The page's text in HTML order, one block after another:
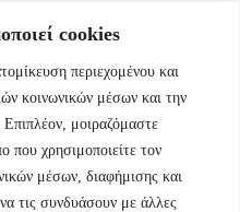
cookies
περιεχομένου και
κοινωνικών μέσων και την
μοιραζόμαστε
που χρησιμοποιείτε τον
μέσων, διαφήμισης και
τις συνδυάσουν με άλλες
Ελλάδα.